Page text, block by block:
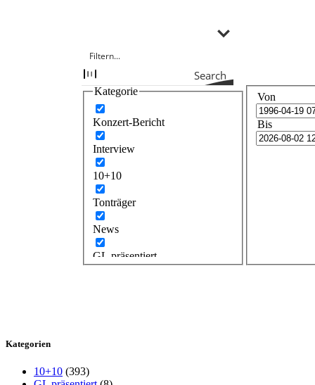
Search
Kategorie
Konzert-Bericht
Interview
10+10
Tonträger
News
GL präsentiert
Von
Bis
Kategorien
10+10 (393)